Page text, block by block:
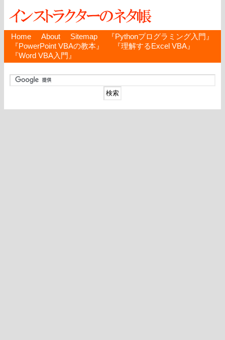
Home About Sitemap
『Pythonプログラミング入門』
『PowerPoint VBAの教本』
『理解するExcel VBA』
『Word VBA入門』